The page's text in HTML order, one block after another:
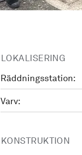
LOKALISERING
Räddningsstation:
Varv:
KONSTRUKTION